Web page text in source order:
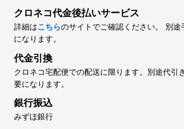
クロネコ代金後払いサービス
詳細はこちらのサイトでご確認ください。 別
になります。
代金引換
クロネコ宅配便での配送に限ります。別途代引
要になります。
銀行振込
みずほ銀行